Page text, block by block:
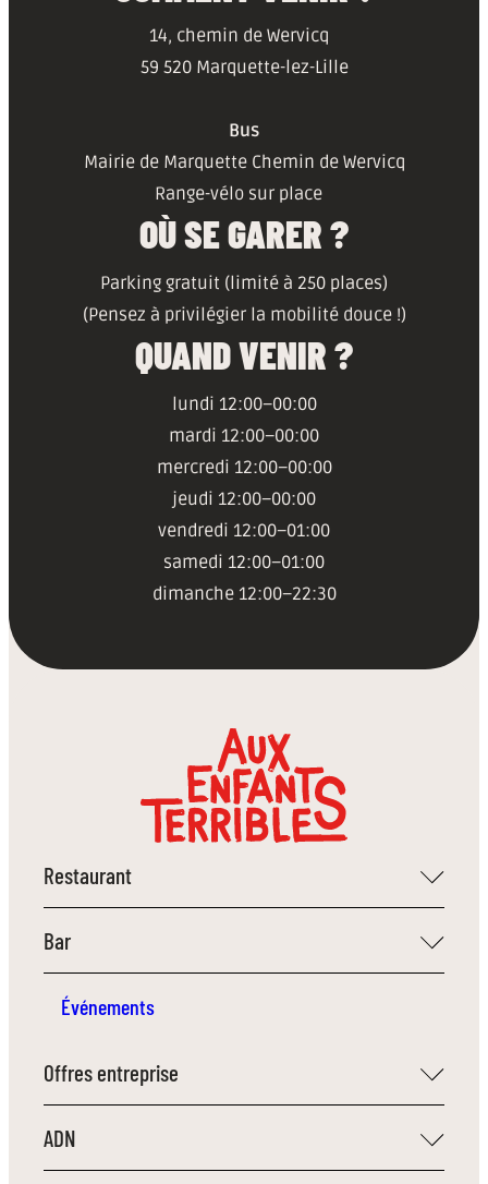
14, chemin de Wervicq
59 520 Marquette-lez-Lille
Bus
Mairie de Marquette Chemin de Wervicq
Range-vélo sur place
OÙ SE GARER ?
Parking gratuit (limité à 250 places)
(Pensez à privilégier la mobilité douce !)
QUAND VENIR ?
lundi 12:00–00:00
mardi 12:00–00:00
mercredi 12:00–00:00
jeudi 12:00–00:00
vendredi 12:00–01:00
samedi 12:00–01:00
dimanche 12:00–22:30
Restaurant
Bar
Événements
Offres entreprise
ADN